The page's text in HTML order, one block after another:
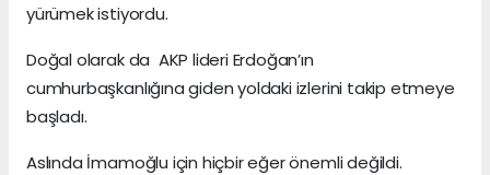
yürümek istiyordu.
Doğal olarak da AKP lideri Erdoğan’ın
cumhurbaşkanlığına giden yoldaki izlerini takip etmeye
başladı.
Aslında İmamoğlu için hiçbir eğer önemli değildi.